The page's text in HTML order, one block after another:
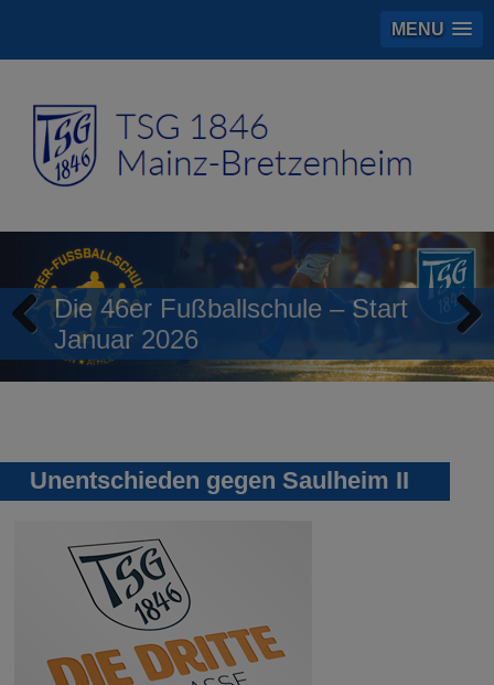
MENU
Die 46er Fußballschule – Start
Januar 2026
Previous
Unentschieden gegen Saulheim II